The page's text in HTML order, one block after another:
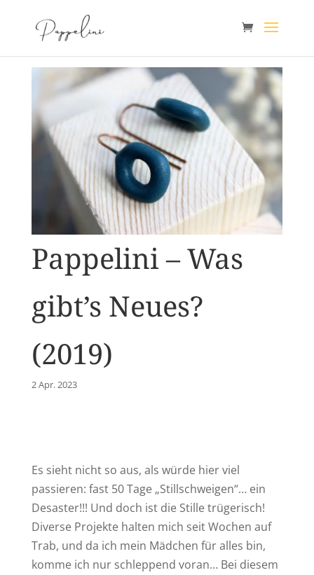
Pappelini – Was
gibt’s Neues?
(2019)
2 Apr. 2023
Es sieht nicht so aus, als würde hier viel
passieren: fast 50 Tage „Stillschweigen“… ein
Desaster!!! Und doch ist die Stille trügerisch!
Diverse Projekte halten mich seit Wochen auf
Trab, und da ich mein Mädchen für alles bin,
komme ich nur schleppend voran… Bei diesem